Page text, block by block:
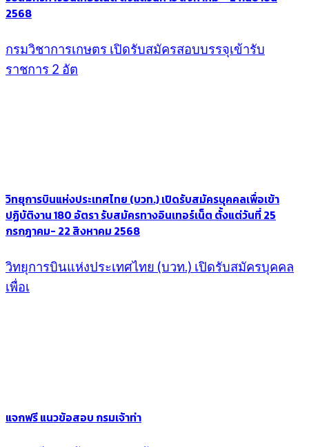
2568
กรมวิชาการเกษตร เปิดรับสมัครสอบบรรจุเข้ารับ
ราชการ 2 อัต
วิทยุการบินแห่งประเทศไทย (บวท.) เปิดรับสมัครบุคคลเพื่อเข้า
ปฏิบัติงาน 180 อัตรา รับสมัครทางอินเทอร์เน็ต ตั้งแต่วันที่ 25
กรกฎาคม- 22 สิงหาคม 2568
วิทยุการบินแห่งประเทศไทย (บวท.) เปิดรับสมัครบุคคล
เพื่อเ
แจกฟรี แนวข้อสอบ กรมเจ้าท่า